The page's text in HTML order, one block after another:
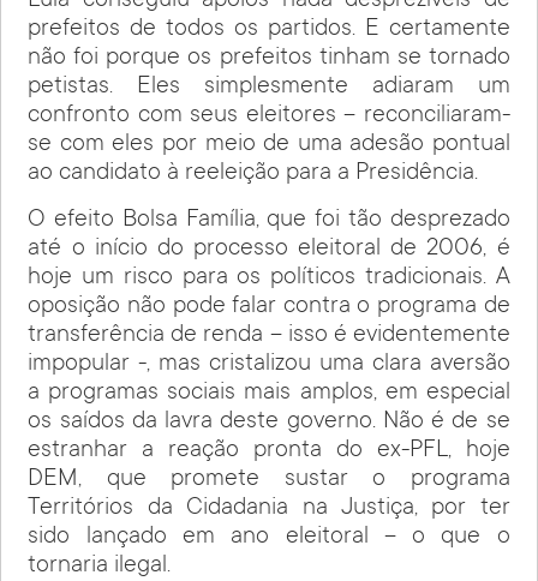
prefeitos de todos os partidos. E certamente
não foi porque os prefeitos tinham se tornado
petistas. Eles simplesmente adiaram um
confronto com seus eleitores – reconciliaram-
se com eles por meio de uma adesão pontual
ao candidato à reeleição para a Presidência.
O efeito Bolsa Família, que foi tão desprezado
até o início do processo eleitoral de 2006, é
hoje um risco para os políticos tradicionais. A
oposição não pode falar contra o programa de
transferência de renda – isso é evidentemente
impopular -, mas cristalizou uma clara aversão
a programas sociais mais amplos, em especial
os saídos da lavra deste governo. Não é de se
estranhar a reação pronta do ex-PFL, hoje
DEM, que promete sustar o programa
Territórios da Cidadania na Justiça, por ter
sido lançado em ano eleitoral – o que o
tornaria ilegal.